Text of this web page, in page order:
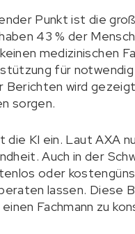
Punkt ist die
43 % der
medizinischen
für
Berichten wird
sorgen.
die KI ein. Laut AXA
Auch in der
oder
lassen. Diese
Fachmann zu